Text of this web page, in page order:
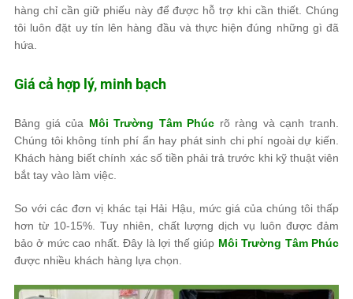
hàng chỉ cần giữ phiếu này để được hỗ trợ khi cần thiết. Chúng
tôi luôn đặt uy tín lên hàng đầu và thực hiện đúng những gì đã
hứa.
Giá cả hợp lý, minh bạch
Bảng giá của Môi Trường Tâm Phúc rõ ràng và cạnh tranh.
Chúng tôi không tính phí ẩn hay phát sinh chi phí ngoài dự kiến.
Khách hàng biết chính xác số tiền phải trả trước khi kỹ thuật viên
bắt tay vào làm việc.
So với các đơn vị khác tại Hải Hậu, mức giá của chúng tôi thấp
hơn từ 10-15%. Tuy nhiên, chất lượng dịch vụ luôn được đảm
bảo ở mức cao nhất. Đây là lợi thế giúp Môi Trường Tâm Phúc
được nhiều khách hàng lựa chọn.